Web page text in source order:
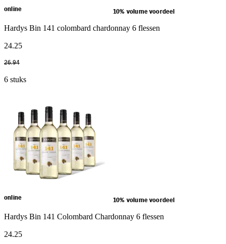
online 10% volume voordeel
Hardys Bin 141 colombard chardonnay 6 flessen
24.25
26.94
6 stuks
online 10% volume voordeel
Hardys Bin 141 Colombard Chardonnay 6 flessen
24.25